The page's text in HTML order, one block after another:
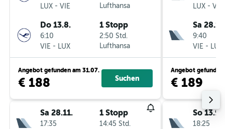
LUX - VIE
Lufthansa
Do 13.8.
6:10
VIE - LUX
1 Stopp
2:50 Std.
Lufthansa
Angebot gefunden am 31.07.
€ 188 Suchen
Sa 28.11.
17:35
1 Stopp
14:45 Std.
LUX - VIE
Sa 28.11.
9:40
VIE - LUX
Angebot gefunden
€ 189
So 13.9.
18:25